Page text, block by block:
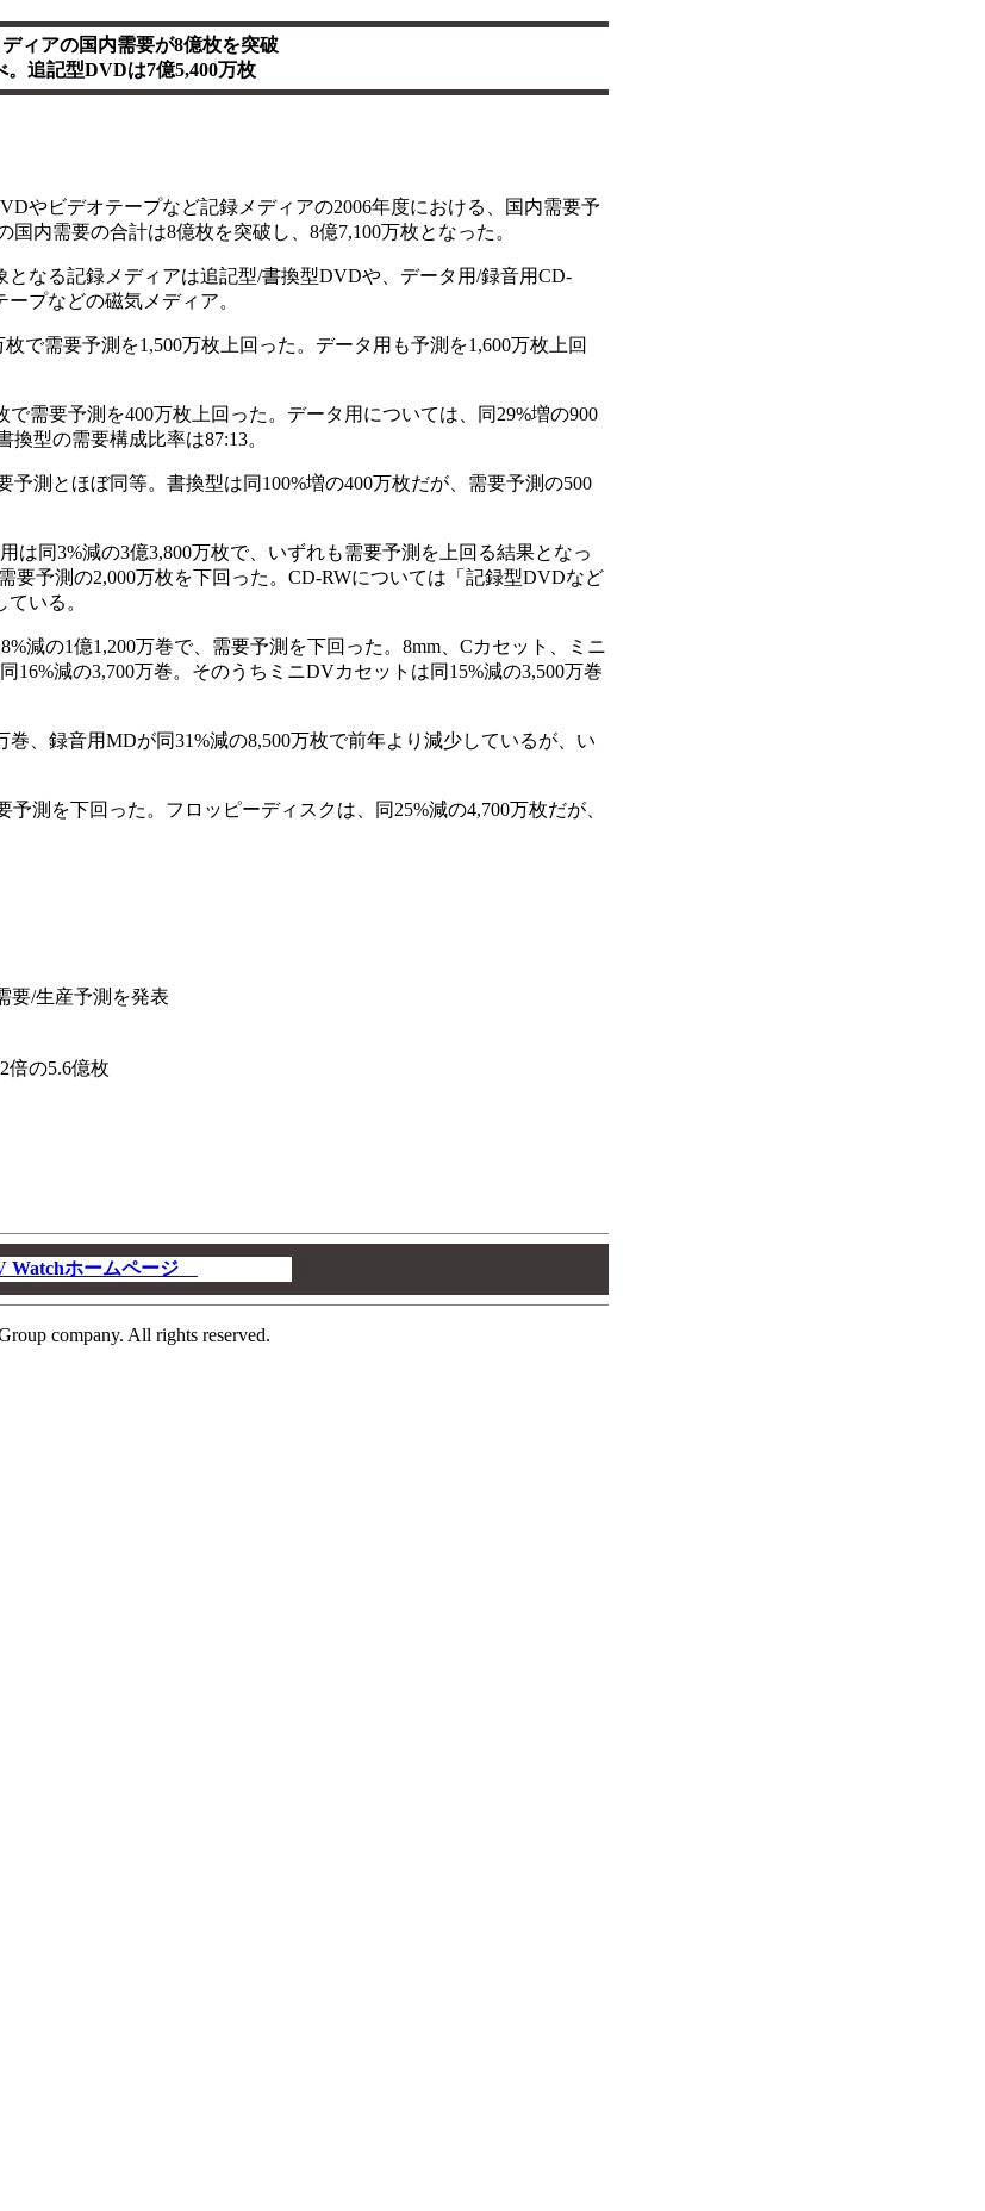
ィアの国内需要が8億枚を突破
。追記型DVDは7億5,400万枚
やビデオテープなど記録メディアの2006年度における、国内需要予
内需要の合計は8億枚を突破し、8億7,100万枚となった。
となる記録メディアは追記型/書換型DVDや、データ用/録音用CD-
プなどの磁気メディア。
で需要予測を1,500万枚上回った。データ用も予測を1,600万枚上回
需要予測を400万枚上回った。データ用については、同29%増の900
型の需要構成比率は87:13。
測とほぼ同等。書換型は同100%増の400万枚だが、需要予測の500
は同3%減の3億3,800万枚で、いずれも需要予測を上回る結果となっ
要予測の2,000万枚を下回った。CD-RWについては「記録型DVDなど
いる。
減の1億1,200万巻で、需要予測を下回った。8mm、Cカセット、ミニ
減の3,700万巻。そのうちミニDVカセットは同15%減の3,500万巻
、録音用MDが同31%減の8,500万枚で前年より減少しているが、い
測を下回った。フロッピーディスクは、同25%減の4,700万枚だが、
要/生産予測を発表
倍の5.6億枚
Watchホームページ
company. All rights reserved.